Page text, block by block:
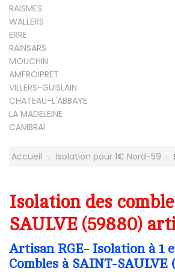
RAISMES
WALLERS
ERRE
RAINSARS
MOUCHIN
AMFROIPRET
VILLERS-GUISLAIN
CHATEAU-L'ABBAYE
LA MADELEINE
CAMBRAI
Accueil Isolation pour 1€ Nord-59
Isolation des
SAULVE (59880)
Artisan RGE- Isolation à 1
Combles à SAINT-SAULVE